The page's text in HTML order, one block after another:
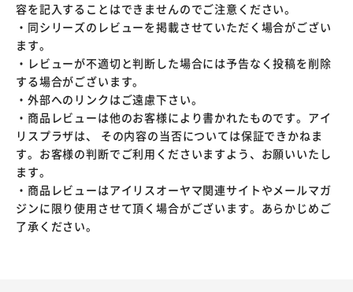
容を記入することはできませんのでご注意ください。
・同シリーズのレビューを掲載させていただく場合がござい
ます。
・レビューが不適切と判断した場合には予告なく投稿を削除
する場合がございます。
・外部へのリンクはご遠慮下さい。
・商品レビューは他のお客様により書かれたものです。アイ
リスプラザは、 その内容の当否については保証できかねま
す。お客様の判断でご利用くださいますよう、お願いいたし
ます。
・商品レビューはアイリスオーヤマ関連サイトやメールマガ
ジンに限り使用させて頂く場合がございます。あらかじめご
了承ください。